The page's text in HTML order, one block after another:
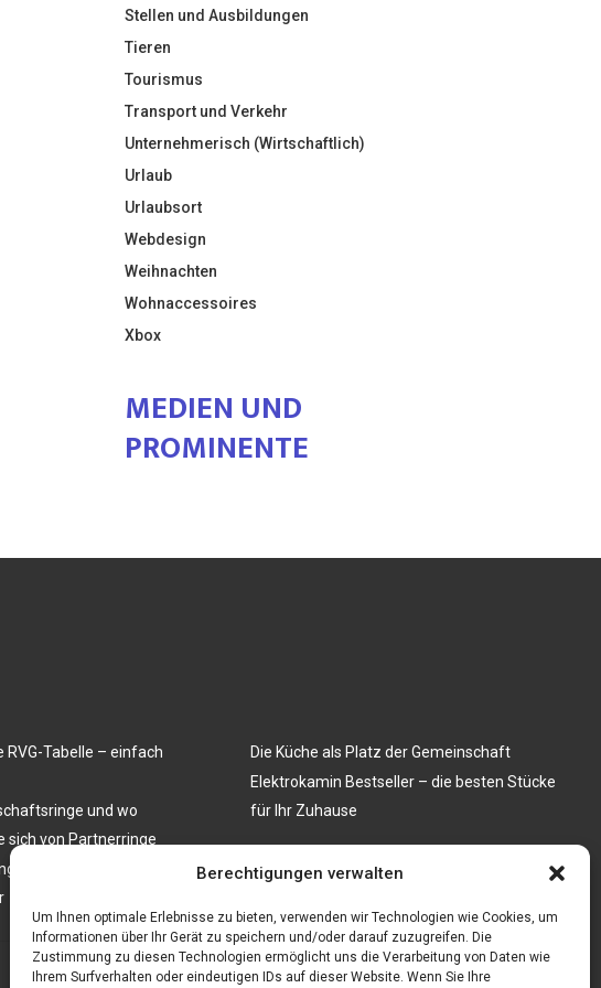
Berechtigungen verwalten
Um Ihnen optimale Erlebnisse zu bieten, verwenden wir Technologien wie Cookies, um
Informationen über Ihr Gerät zu speichern und/oder darauf zuzugreifen. Die
Zustimmung zu diesen Technologien ermöglicht uns die Verarbeitung von Daten wie
Ihrem Surfverhalten oder eindeutigen IDs auf dieser Website. Wenn Sie Ihre
Stellen und Ausbildungen
Tieren
Tourismus
Transport und Verkehr
Unternehmerisch (Wirtschaftlich)
Urlaub
Urlaubsort
Webdesign
Weihnachten
Wohnaccessoires
Xbox
MEDIEN UND
PROMINENTE
RVG-Tabelle – einfach
und wo
sich von Partnerringe
mit Stühlen: Ein Muss
Die Küche als Platz der Gemeinschaft
Elektrokamin Bestseller – die besten Stücke
für Ihr Zuhause